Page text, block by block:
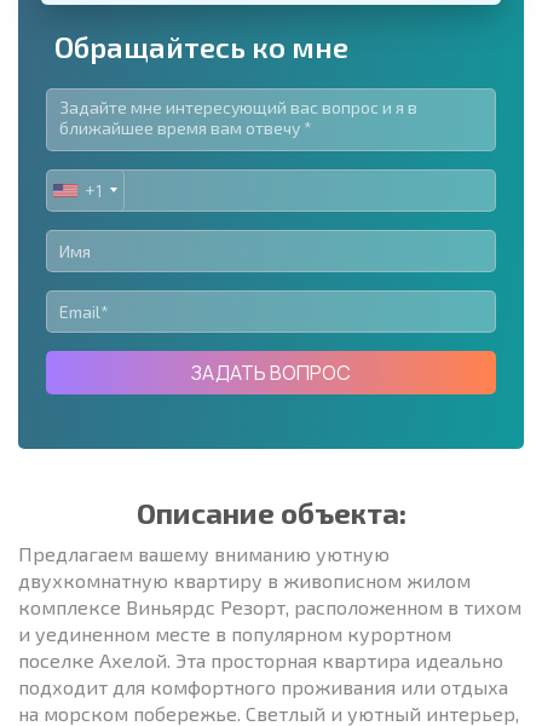
Обращайтесь ко мне
UNITED
STATES
+1
+1
ЗАДАТЬ ВОПРОС
Описание объекта:
Предлагаем вашему вниманию уютную
двухкомнатную квартиру в живописном жилом
комплексе Виньярдс Резорт, расположенном в тихом
и уединенном месте в популярном курортном
поселке Ахелой. Эта просторная квартира идеально
подходит для комфортного проживания или отдыха
на морском побережье. Светлый и уютный интерьер,